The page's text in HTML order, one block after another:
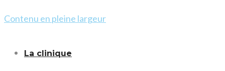
Contenu en pleine largeur
La clinique